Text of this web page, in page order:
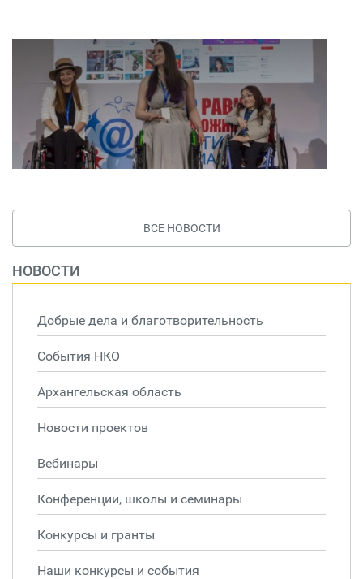
ВСЕ НОВОСТИ
НОВОСТИ
Добрые дела и благотворительность
События НКО
Архангельская область
Новости проектов
Вебинары
Конференции, школы и семинары
Конкурсы и гранты
Наши конкурсы и события